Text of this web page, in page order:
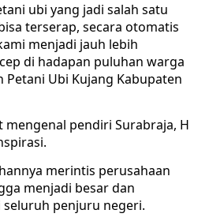
ubi yang jadi salah satu
terserap, secara otomatis
menjadi jauh lebih
di hadapan puluhan warga
Petani Ubi Kujang Kabupaten
mengenal pendiri Surabraja, H
merintis perusahaan
menjadi besar dan
penjuru negeri.